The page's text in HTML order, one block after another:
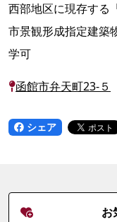
西部地区に現存する
市景観形成指定建築
学可
函館市弁天町23-５
シェア
お